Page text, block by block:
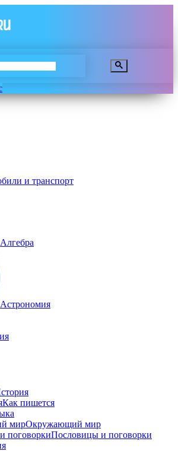
и транспорт
Алгебра
Астрономия
Как пишется
Окружающий мир
Пословицы и поговорки